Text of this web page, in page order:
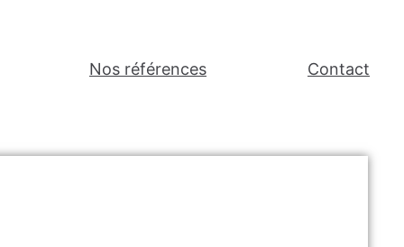
Nos références Contact